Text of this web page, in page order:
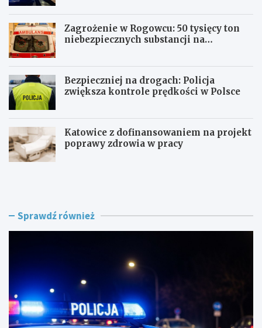
Zagrożenie w Rogowcu: 50 tysięcy ton
niebezpiecznych substancji na
Bezpieczniej na drogach: Policja
zwiększa kontrole prędkości w Polsce
Katowice z dofinansowaniem na projekt
poprawy zdrowia w pracy
P
j
o
s
ł
u
ż
Z
ż
w
R
o
g
o
Sprawdź również